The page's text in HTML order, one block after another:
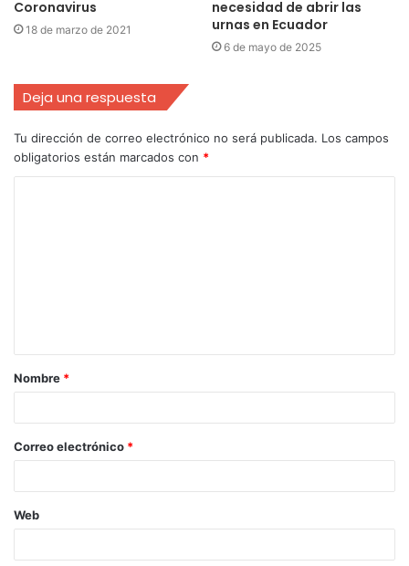
Coronavirus
18 de marzo de 2021
necesidad de abrir las
urnas en Ecuador
6 de mayo de 2025
Deja una respuesta
Tu dirección de correo electrónico no será publicada. Los campos
obligatorios están marcados con *
Nombre *
Correo electrónico *
Web